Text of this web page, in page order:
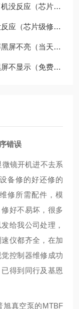
（芯片级修理）
（芯片级修理）
（当天修好故障）
示（免费检测）
错误
微镜开机进不去系
备修的好还修的
修所需配件，模
好不易坏，很多
给我公司处理，
仪都齐全，在加
控制器维修成功
得到同行及基恩
旭真空泵的MTBF